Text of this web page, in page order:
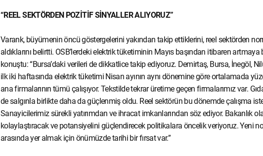
“REEL SEKTÖRDEN POZİTİF SİNYALLER ALIYORUZ”
Varank, büyümenin öncü göstergelerini yakından takip ettiklerini, reel sektörden
aldıklarını belirtti. OSB’lerdeki elektrik tüketiminin Mayıs başından itibaren artmaya
konuştu: “Bursa’daki verileri de dikkatlice takip ediyoruz. Demirtaş, Bursa, İnegöl,
ilk iki haftasında elektrik tüketimi Nisan ayının aynı dönemine göre ortalamada
ana firmalarının tümü çalışıyor. Tekstilde tekrar üretime geçen firmalarımız var.
de salgınla birlikte daha da güçlenmiş oldu. Reel sektörün bu dönemde çalışma
Sanayicilerimiz sürekli yatırımdan ve ihracat imkanlarından söz ediyor. Bakanlık
kolaylaştıracak ve potansiyelini güçlendirecek politikalara öncelik veriyoruz. Yeni
arasında yer almak için önümüzde tarihi bir fırsat var.”